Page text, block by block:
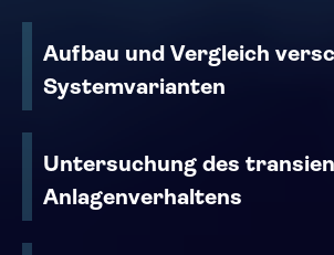
Aufbau und Vergleich
Systemvarianten
Untersuchung des
Anlagenverhaltens